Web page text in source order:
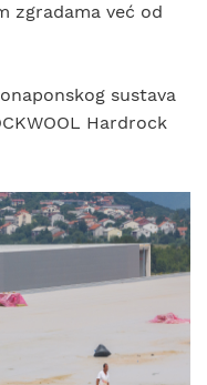
zgradama već od
sustava
Hardrock